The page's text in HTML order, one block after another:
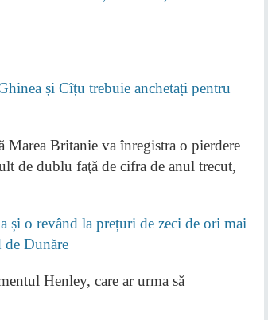
și Cîțu trebuie anchetați pentru
Britanie va înregistra o pierdere
de dublu faţă de cifra de anul trecut,
și o revând la prețuri de zeci de ori mai
de Dunăre
Henley, care ar urma să